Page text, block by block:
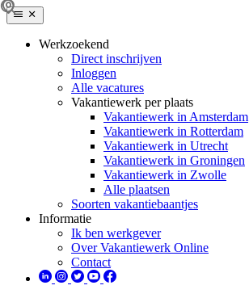
Werkzoekend
Direct inschrijven
Inloggen
Alle vacatures
Vakantiewerk per plaats
Vakantiewerk in Amsterdam
Vakantiewerk in Rotterdam
Vakantiewerk in Utrecht
Vakantiewerk in Groningen
Vakantiewerk in Zwolle
Alle plaatsen
Soorten vakantiebaantjes
Informatie
Ik ben werkgever
Over Vakantiewerk Online
Contact